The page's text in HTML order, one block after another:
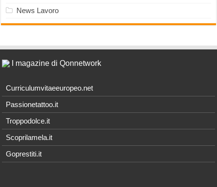
News Lavoro
I magazine di Qonnetwork
Curriculumvitaeeuropeo.net
Passionetattoo.it
Troppodolce.it
Scoprilamela.it
Goprestiti.it